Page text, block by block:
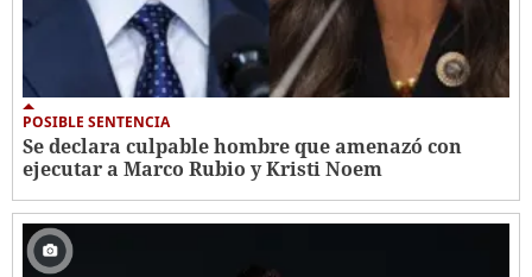
POSIBLE SENTENCIA
Se declara culpable hombre que amenazó con
ejecutar a Marco Rubio y Kristi Noem